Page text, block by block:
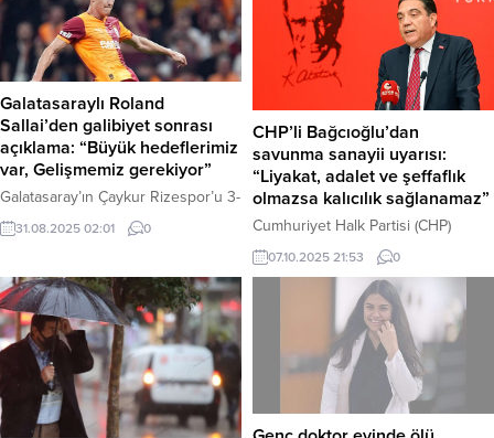
Galatasaraylı Roland
Sallai’den galibiyet sonrası
açıklama: “Büyük hedeflerimiz
var, Gelişmemiz gerekiyor”
Galatasaray’ın Çaykur Rizespor’u 3-
1 mağlup ettiği maçın ardından,
gecenin başarılı isimlerinden
açıklamalarda bulundu. Macar yıldız,
galibiyete rağmen özeleştiri
yaparak, “Geliştirmemiz gereken
bazı şeyler var. Bu sezon için
büyük hedeflerimiz var,” dedi.
Haber Merkezi – Trendyol Süper
Lig’in 4. haftasında alınan
31.08.2025 02:01 0
CHP’li Bağcıoğlu’dan
savunma sanayii uyarısı:
“Liyakat, adalet ve şeffaflık
olmazsa kalıcılık sağlanamaz”
Cumhuriyet Halk Partisi (CHP)
Genel Başkan Yardımcısı Yankı
Bağcıoğlu, savunma sanayiindeki
başarıların kalıcı hale getirilmesinin
tek yolunun, “adil, şeffaf,
denetlenebilir bir yönetim anlayışı
ve liyakat” olduğunu söyledi.
Bağcıoğlu, Altay tankı, MMU Kaan’ın
motoru gibi projelerde yaşanan
gecikmelerin, “iç politika odaklı
07.10.2025 21:53 0